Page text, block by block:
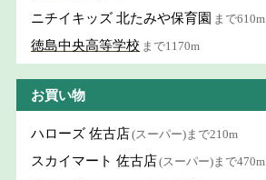
ニチイキッズ 北たみや保育園 まで610m
徳島中央高等学校 まで1170m
お買い物
ハローズ 佐古店(スーパー)まで210m
スカイマート 佐古店(スーパー)まで470m